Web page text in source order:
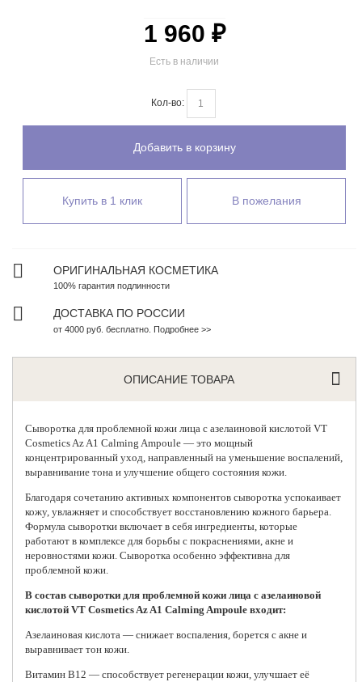
Есть в наличии
1 960 ₽
Кол-во:
Добавить в корзину
Купить в 1 клик В пожелания
ОРИГИНАЛЬНАЯ КОСМЕТИКА
100% гарантия подлинности
ДОСТАВКА ПО РОССИИ
от 4000 руб. бесплатно. Подробнее >>
ОПИСАНИЕ ТОВАРА
Сыворотка для проблемной кожи лица с азелаиновой кислотой VT
Cosmetics Az A1 Calming Ampoule — это мощный
концентрированный уход, направленный на уменьшение воспалений,
выравнивание тона и улучшение общего состояния кожи.
Благодаря сочетанию активных компонентов сыворотка успокаивает
кожу, увлажняет и способствует восстановлению кожного барьера.
Формула сыворотки включает в себя ингредиенты, которые
работают в комплексе для борьбы с покраснениями, акне и
неровностями кожи. Сыворотка особенно эффективна для
проблемной кожи.
В состав cыворотки для проблемной кожи лица с азелаиновой
кислотой VT Cosmetics Az A1 Calming Ampoule входит:
Азелаиновая кислота — снижает воспаления, борется с акне и
выравнивает тон кожи.
Витамин B12 — способствует регенерации кожи, улучшает её